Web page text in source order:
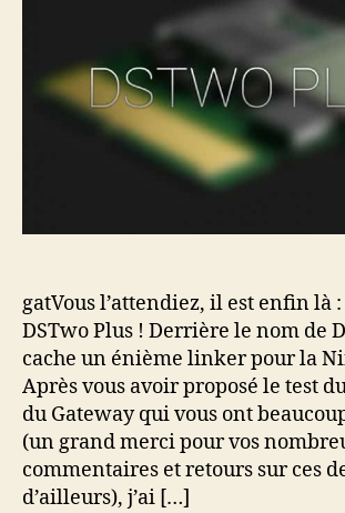
&
gatVous l’attendiez, il est enfin là
DSTwo Plus ! Derrière le nom de
cache un énième linker pour la
Après vous avoir proposé le test
du Gateway qui vous ont
(un grand merci pour vos
commentaires et retours sur ces
d’ailleurs), j’ai […]